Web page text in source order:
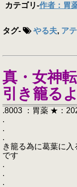
カテゴリ-作者：胃
タグ- やる夫, ア
真・女神
引き籠る
.8003 ：胃薬 ★：
.
.
. やる
き籠る為に葛葉に入
です
.
.
.